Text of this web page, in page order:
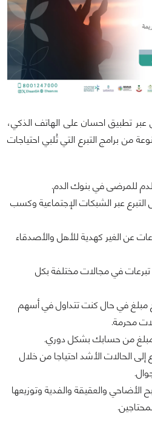
تطبيق احسان على الهاتف الذكي،
من برامج التبرع التي تُلبي احتياجات
للمرضى في بنوك الدم.
عبر الشبكات الإجتماعية وكسب
عن الغير كهدية للأهل والأصدقاء
في مجالات مختلفة بكل
مبلغ في حال كنت تتداول في أسهم
محرمة.
مبلغ من حسابك بشكل دوري.
إلى الحالات الأشد احتياجا من خلال
الأضاحي والعقيقة والفدية وتوزيعها